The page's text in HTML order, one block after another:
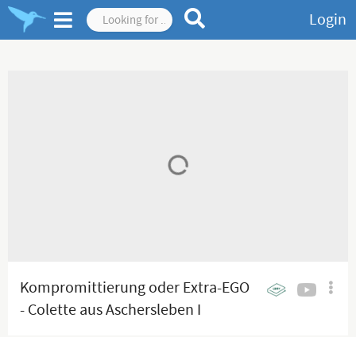
Login
Kompromittierung oder Extra-EGO
- Colette aus Aschersleben I